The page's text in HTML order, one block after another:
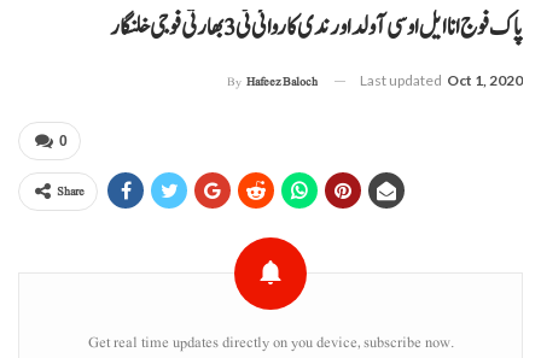
پاک فوج انا ایل او سی آ ولدا ورندی کاروائی ٹی 3 بھارتی فوجی خلنگار
By Hafeez Baloch Last updated Oct 1, 2020
0
Share
Get real time updates directly on you device, subscribe now.